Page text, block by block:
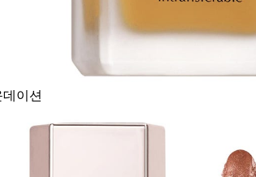
이션